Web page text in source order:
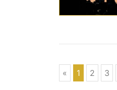
« 1 2 3